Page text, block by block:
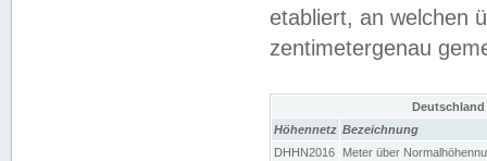
etabliert, an welchen
zentimetergenau
Höhennetz Bezeichnung
DHHN2016
Meter über